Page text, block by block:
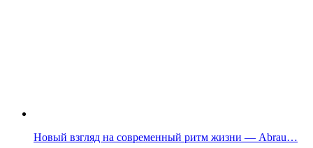
Новый взгляд на современный ритм жизни — Abrau…